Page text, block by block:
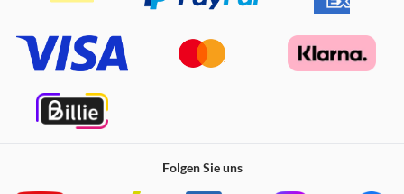
Die Bildverarbeitungstechnologie Super Resolution
verbessert die Auflösung und Schärfe von Bildern und
ermöglicht Ihnen ein kristalklares TV Erlebnis.
Hey Google
Sagen Sie einfach "Hey Google" und öffnen Sie die Tür zu
Folgen Sie uns